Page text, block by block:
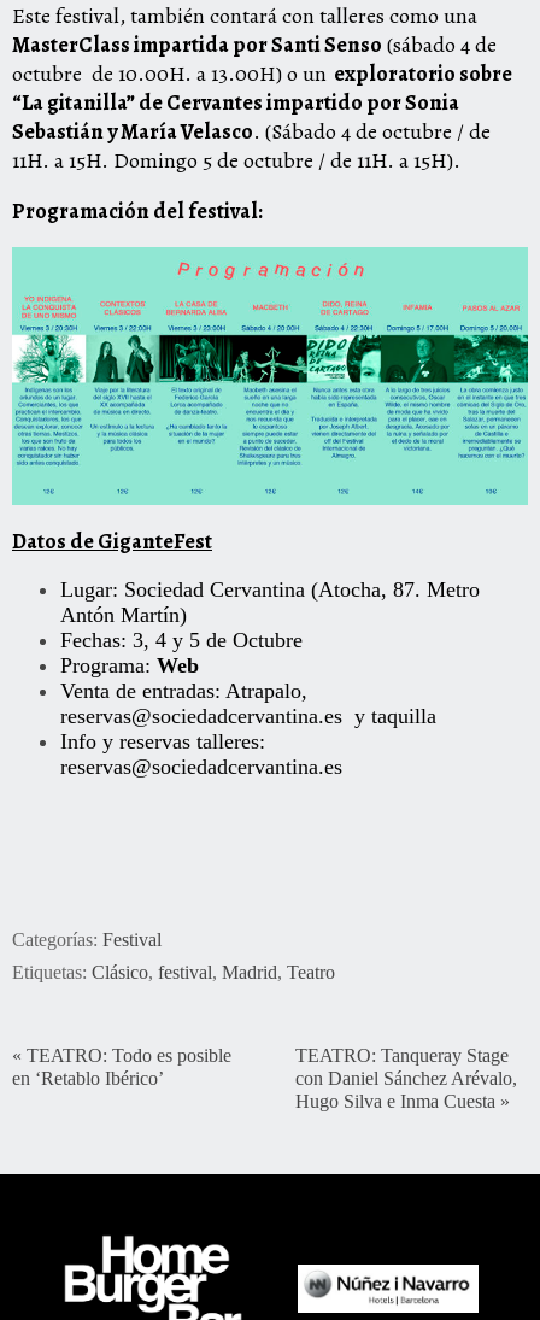
Este festival, también contará con talleres como una
MasterClass impartidapor Santi Senso (sábado 4 de
octubre de 10.00H. a 13.00H) o un exploratorio sobre
“La gitanilla” de Cervantes impartido por Sonia
Sebastián y María Velasco. (Sábado 4 de octubre / de
11H. a 15H. Domingo 5 de octubre / de 11H. a 15H).
Programación del festival:
Datos de GiganteFest
Lugar: Sociedad Cervantina (Atocha, 87. Metro
Antón Martín)
Fechas: 3, 4 y 5 de Octubre
Programa: Web
Venta de entradas: Atrapalo,
reservas@sociedadcervantina.es y taquilla
Info y reservas talleres:
reservas@sociedadcervantina.es
Categorías: Festival
Etiquetas: Clásico, festival, Madrid, Teatro
« TEATRO: Todo es posible
en ‘Retablo Ibérico’
TEATRO: Tanqueray Stage
con Daniel Sánchez Arévalo,
Hugo Silva e Inma Cuesta »